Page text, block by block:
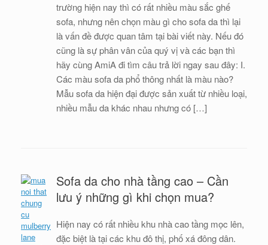
trường hiện nay thì có rất nhiều màu sắc ghế
sofa, nhưng nên chọn màu gì cho sofa da thì lại
là vấn đề được quan tâm tại bài viết này. Nếu đó
cũng là sự phân vân của quý vị và các bạn thì
hãy cùng AmiA đi tìm câu trả lời ngay sau đây: I.
Các màu sofa da phổ thông nhất là màu nào?
Mẫu sofa da hiện đại được sản xuất từ nhiều loại,
nhiều mẫu da khác nhau nhưng có […]
Sofa da cho nhà tầng cao – Cần
lưu ý những gì khi chọn mua?
Hiện nay có rất nhiều khu nhà cao tầng mọc lên,
đặc biệt là tại các khu đô thị, phố xá đông dân.